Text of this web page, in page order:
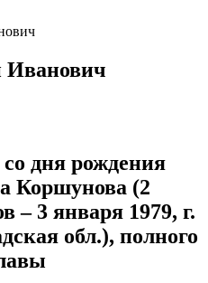
Иванович
дня рождения
Коршунова (2
– 3 января 1979, г.
обл.), полного